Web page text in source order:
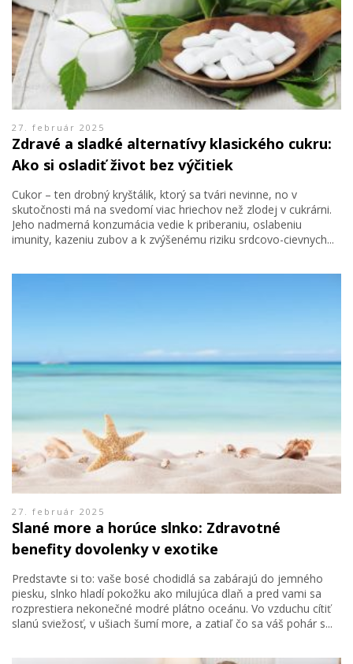
27. február 2025
Zdravé a sladké alternatívy klasického cukru:
Ako si osladiť život bez výčitiek
Cukor – ten drobný kryštálik, ktorý sa tvári nevinne, no v
skutočnosti má na svedomí viac hriechov než zlodej v cukrárni.
Jeho nadmerná konzumácia vedie k priberaniu, oslabeniu
imunity, kazeniu zubov a k zvýšenému riziku srdcovo-cievnych...
27. február 2025
Slané more a horúce slnko: Zdravotné
benefity dovolenky v exotike
Predstavte si to: vaše bosé chodidlá sa zabárajú do jemného
piesku, slnko hladí pokožku ako milujúca dlaň a pred vami sa
rozprestiera nekonečné modré plátno oceánu. Vo vzduchu cítiť
slanú sviežosť, v ušiach šumí more, a zatiaľ čo sa váš pohár s...